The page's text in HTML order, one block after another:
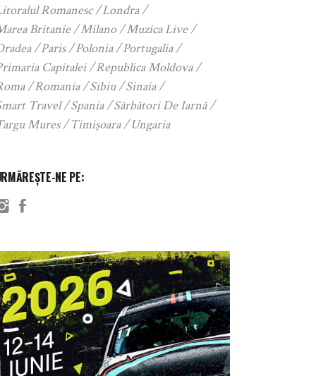
Romanesc
Londra
Britanie
Milano
Muzica Live
Paris Polonia
Portugalia
Capitalei
Republica Moldova
Romania Sibiu
Sinaia
Travel
Spania
Sărbători De Iarnă
Mures
Timișoara Ungaria
NE PE: